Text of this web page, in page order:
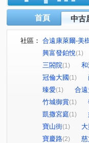
首頁 中古
社區： 合遠康萊爾-美
興富發鉑悅(1)
三閤院(1)
冠倫大國(1)
臻愛(1) 合
竹城御賞(1)
凱撒宮庭(1)
寶山街(1)
寶慶路(2)